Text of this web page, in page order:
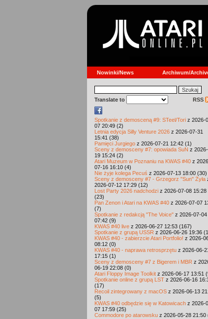
Nowinki/News Archiwum/
Translate to RSS
Spotkanie z demosceną #9: STeel/Tori z 2026-
07 20:49 (2)
Letnia edycja Silly Venture 2026 z 2026-07-31
15:41 (38)
Pamięci Jurgiego z 2026-07-21 12:42 (1)
Sceny z demosceny #7: opowiada SuN z
19 15:24 (2)
Atari Muzeum w Poznaniu na KWAS #40 z
07-16 16:10 (4)
Nie żyje kolega Pecuś z 2026-07-13 18:00 (30)
Sceny z demosceny #7 - Grzegorz "Sun" Żyła
2026-07-12 17:29 (12)
Lost Party 2026 nadchodzi z 2026-07-08 15:28
(23)
Pan Zenon i Atari na KWAS #40 z 2026-07-07
(7)
Spotkanie z redakcją "The Voice" z 2026-07-04
07:42 (9)
KWAS #40 live z 2026-06-27 12:53 (167)
Spotkanie z grupą USSR z 2026-06-26 19:36
KWAS #40 - zabierzcie Atari Portfolio! z 2026-
08:12 (0)
KWAS #40 - naprawa retrosprzętu z 2026-06-
17:15 (1)
Sceny z demosceny #7 z Bigerem i MBR z
06-19 22:08 (0)
Atari Floppy Image Toolkit z 2026-06-17 13:51
Spotkanie online z grupą LST z 2026-06-16
(17)
Recoil zintegrowany z macOS z 2026-06-13
(5)
KWAS #40 odbędzie się w Katowicach z 2026-
07 17:59 (25)
Commodore po atarowsku z 2026-05-28 21:50